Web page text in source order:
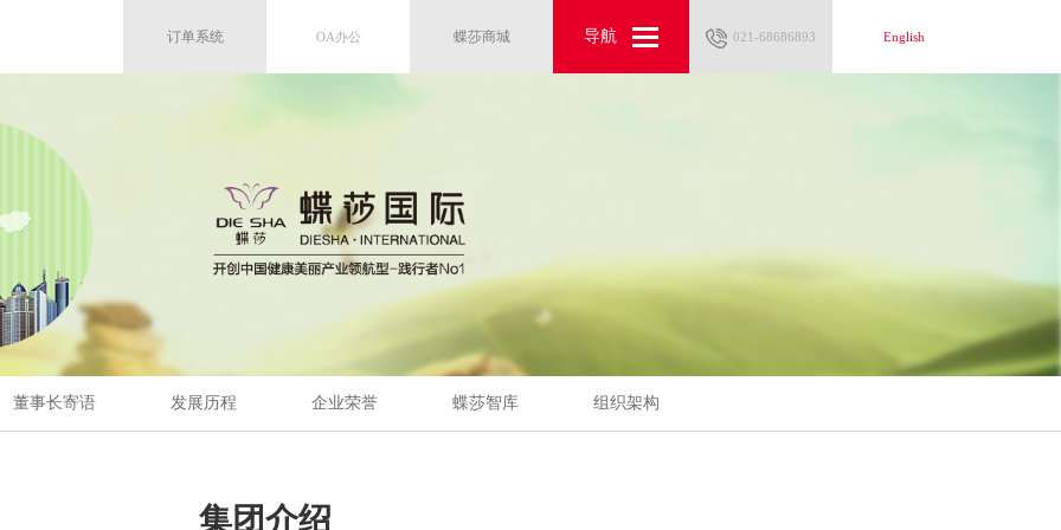
English
English
021-68686893
021-68686893
导航
导航
蝶莎商城
OA办公
OA办公
订单系统
董事长寄语 发展历程 企业荣誉 蝶莎智库 组织架构
集团介绍